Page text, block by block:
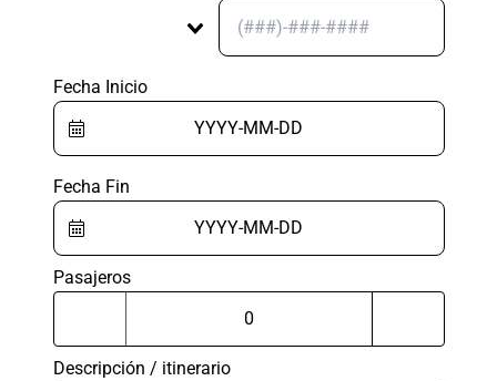
Fecha Inicio
Fecha Fin
Pasajeros
Descripción / itinerario